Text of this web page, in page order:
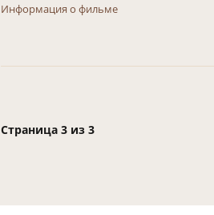
Информация о фильме
Страница 3 из 3